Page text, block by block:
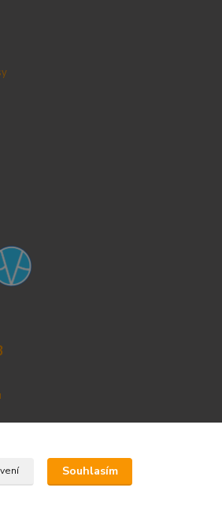
sběr cookies.
Souhlasím